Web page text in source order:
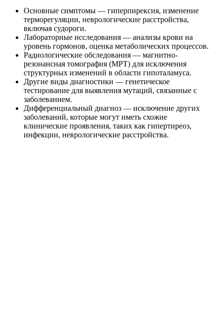
Основные симптомы — гиперпирексия, изменение
терморегуляции, неврологические расстройства,
включая судороги.
Лабораторные исследования — анализы крови на
уровень гормонов, оценка метаболических процессов.
Радиологические обследования — магнитно-
резонансная томография (МРТ) для исключения
структурных изменений в области гипоталамуса.
Другие виды диагностики — генетическое
тестирование для выявления мутаций, связанные с
заболеванием.
Дифференциальный диагноз — исключение других
заболеваний, которые могут иметь схожие
клинические проявления, таких как гипертиреоз,
инфекции, неврологические расстройства.